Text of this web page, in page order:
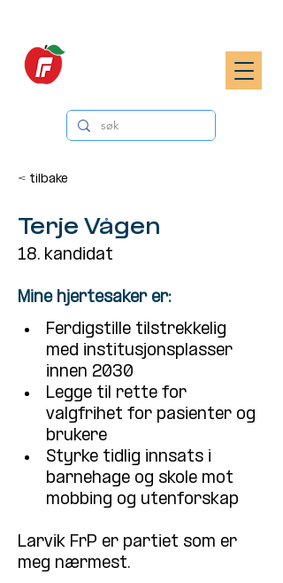
< tilbake
Terje Vågen
18. kandidat
Mine hjertesaker er:
Ferdigstille tilstrekkelig
med institusjonsplasser
innen 2030
Legge til rette for
valgfrihet for pasienter og
brukere
Styrke tidlig innsats i
barnehage og skole mot
mobbing og utenforskap
Larvik FrP er partiet som er
meg nærmest.